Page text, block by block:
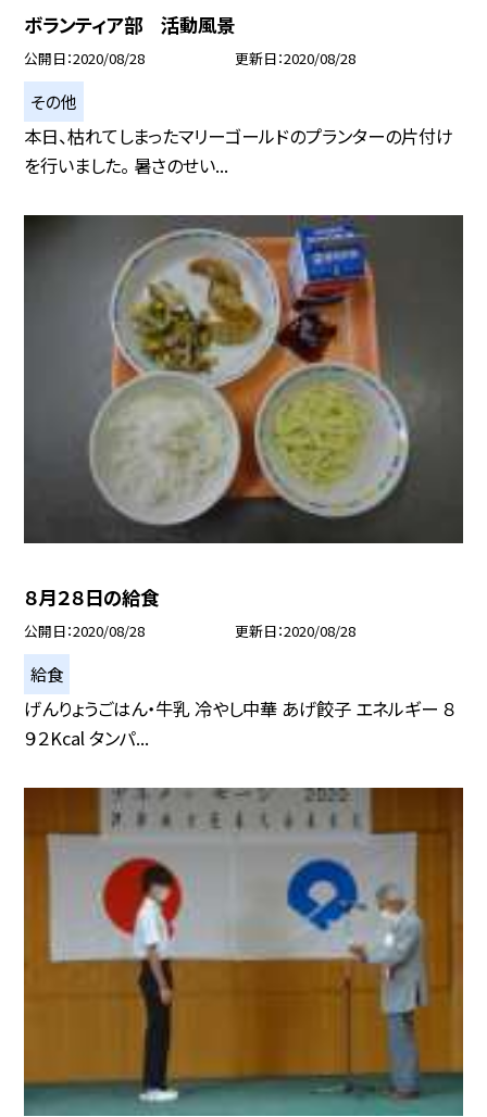
ボランティア部 活動風景
公開日 2020/08/28 更新日 2020/08/28
その他
本日、枯れてしまったマリーゴールドのプランターの片付け
を行いました。 暑さのせい...
８月２８日の給食
公開日 2020/08/28 更新日 2020/08/28
給食
げんりょうごはん・牛乳 冷やし中華 あげ餃子 エネルギー ８
９２Kcal タンパ...